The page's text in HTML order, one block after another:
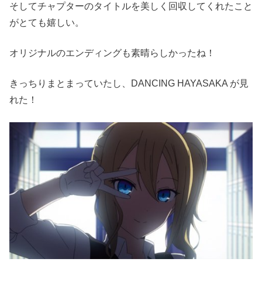
そしてチャプターのタイトルを美しく回収してくれたこと
がとても嬉しい。
オリジナルのエンディングも素晴らしかったね！
きっちりまとまっていたし、DANCING HAYASAKA が見
れた！